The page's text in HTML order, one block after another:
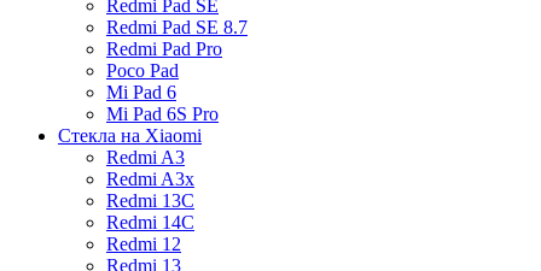
Redmi Pad SE
Redmi Pad SE 8.7
Redmi Pad Pro
Poco Pad
Mi Pad 6
Mi Pad 6S Pro
Стекла на Xiaomi
Redmi A3
Redmi A3x
Redmi 13C
Redmi 14C
Redmi 12
Redmi 13